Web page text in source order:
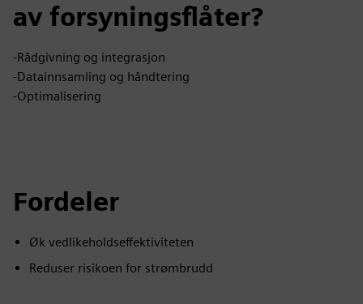
av forsyningsflåter?
-Rådgivning og integrasjon
-Datainnsamling og håndtering
-Optimalisering
Fordeler
Øk vedlikeholdseffektiviteten
Reduser risikoen for strømbrudd